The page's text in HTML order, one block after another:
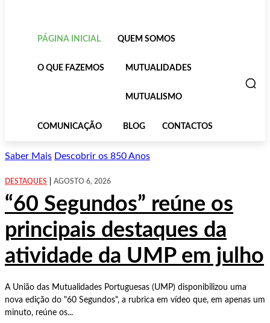
PÁGINA INICIAL QUEM SOMOS
O QUE FAZEMOS MUTUALIDADES
MUTUALISMO
COMUNICAÇÃO BLOG CONTACTOS
Saber Mais Descobrir os 850 Anos
DESTAQUES AGOSTO 6, 2026
“60 Segundos” reúne os
principais destaques da
atividade da UMP em julho
A União das Mutualidades Portuguesas (UMP) disponibilizou uma
nova edição do "60 Segundos", a rubrica em vídeo que, em apenas um
minuto, reúne os...